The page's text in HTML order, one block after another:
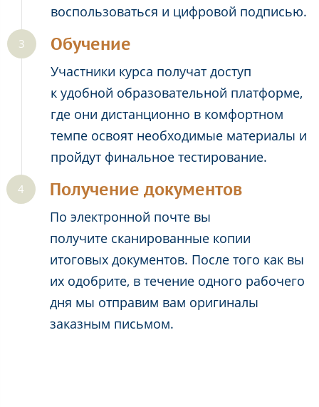
воспользоваться и цифровой подписью.
Обучение
Участники курса получат доступ
к удобной образовательной платформе,
где они дистанционно в комфортном
темпе освоят необходимые материалы и
пройдут финальное тестирование.
Получение документов
По электронной почте вы
получите сканированные копии
итоговых документов. После того как вы
их одобрите, в течение одного рабочего
дня мы отправим вам оригиналы
заказным письмом.